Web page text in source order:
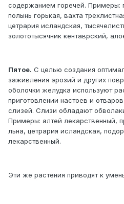
содержанием горечей. Примеры:
полынь горькая, вахта
цетрария исландская,
золототысячник кентаврский,
Пятое. С целью создания
заживления эрозий и других
оболочки желудка используют
приготовлении настоев и
слизей. Слизи обладают
Примеры: алтей лекарственный,
льна, цетрария исландская,
лекарственный.
Эти же растения приводят к